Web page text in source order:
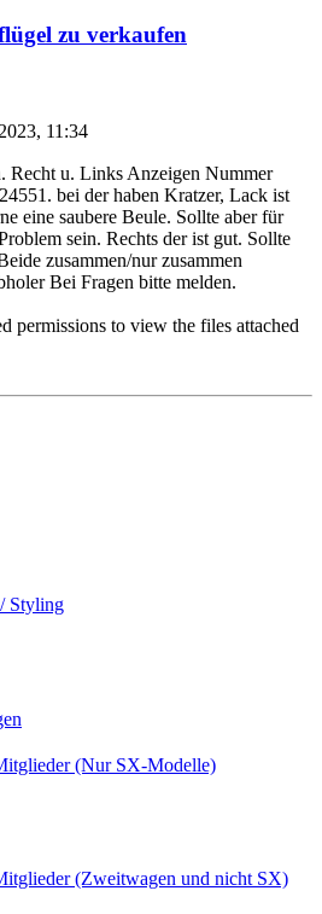
zu verkaufen
11:34
Recht u. Links Anzeigen Nummer
bei der haben Kratzer, Lack ist
eine saubere Beule. Sollte aber für
sein. Rechts der ist gut. Sollte
zusammen/nur zusammen
Bei Fragen bitte melden.
permissions to view the files attached
Styling
(Nur SX-Modelle)
(Zweitwagen und nicht SX)